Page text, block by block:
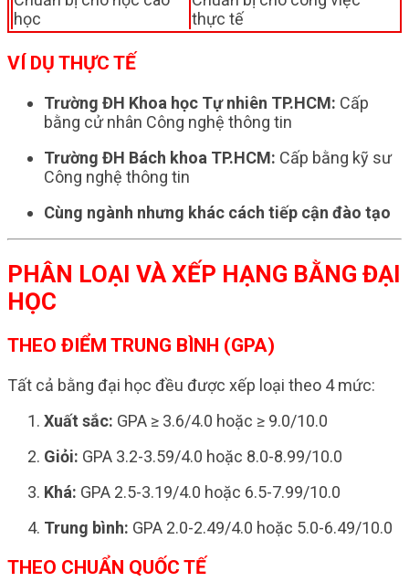
học
thực tế
VÍ DỤ THỰC TẾ
Trường ĐH Khoa học Tự nhiên TP.HCM: Cấp
bằng cử nhân Công nghệ thông tin
Trường ĐH Bách khoa TP.HCM: Cấp bằng kỹ sư
Công nghệ thông tin
Cùng ngành nhưng khác cách tiếp cận đào tạo
PHÂN LOẠI VÀ XẾP HẠNG BẰNG ĐẠI
HỌC
THEO ĐIỂM TRUNG BÌNH (GPA)
Tất cả bằng đại học đều được xếp loại theo 4 mức:
Xuất sắc: GPA ≥ 3.6/4.0 hoặc ≥ 9.0/10.0
Giỏi: GPA 3.2-3.59/4.0 hoặc 8.0-8.99/10.0
Khá: GPA 2.5-3.19/4.0 hoặc 6.5-7.99/10.0
Trung bình: GPA 2.0-2.49/4.0 hoặc 5.0-6.49/10.0
THEO CHUẨN QUỐC TẾ